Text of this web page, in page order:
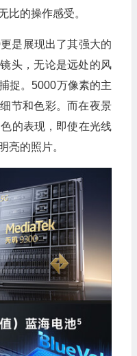
比的操作感受。
是展现出了其强大的
头，无论是远处的风
捉。5000万像素的主
节和色彩。而在夜景
的表现，即使在光线
亮的照片。